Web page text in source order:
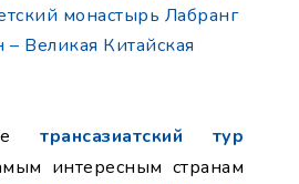
монастырь Лабранг
Великая Китайская
трансазиатский тур
интересным странам